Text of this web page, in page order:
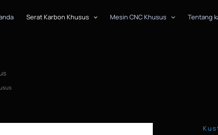
Serat Karbon Khusus Mesin CNC Khusus Tentang